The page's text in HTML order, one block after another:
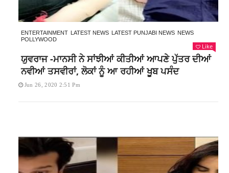
ENTERTAINMENT LATEST NEWS LATEST PUNJABI NEWS NEWS
POLLYWOOD
Like
ਯੁਵਰਾਜ -ਮਾਨਸੀ ਨੇ ਸਾਂਝੀਆਂ ਕੀਤੀਆਂ ਆਪਣੇ ਪੁੱਤਰ ਦੀਆਂ
ਨਵੀਆਂ ਤਸਵੀਰਾਂ, ਲੋਕਾਂ ਨੂੰ ਆ ਰਹੀਆਂ ਖੂਬ ਪਸੰਦ
Jun 26, 2020 2:51 Pm